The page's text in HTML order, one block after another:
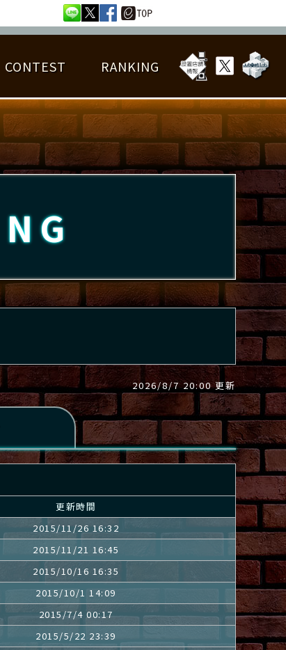
ータ 詳細楽曲データ
ャレンジ EDIT譜面
ンドリスト
CONTEST RANKING
BEST SCORE RANKING
2026/8/7 20:00 更新
更新時間
2015/11/26 16:32
2015/11/21 16:45
2015/10/16 16:35
2015/10/1 14:09
2015/7/4 00:17
2015/5/22 23:39